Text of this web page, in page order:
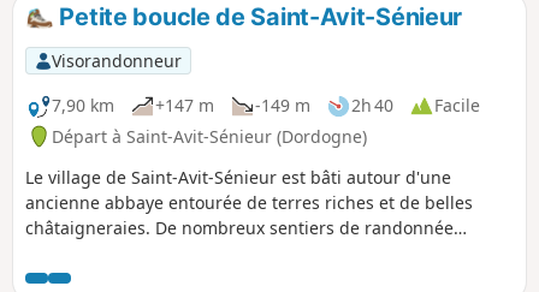
Petite boucle de Saint-Avit-Sénieur
Visorandonneur
7,90 km
+147 m -149 m 2h 40
Facile
Départ à Saint-Avit-Sénieur (Dordogne)
Le village de Saint-Avit-Sénieur est bâti autour d'une
ancienne abbaye entourée de terres riches et de belles
châtaigneraies. De nombreux sentiers de randonnée
s'inspire de l'un d'eux, mais un peu raccourcie. Ainsi elle